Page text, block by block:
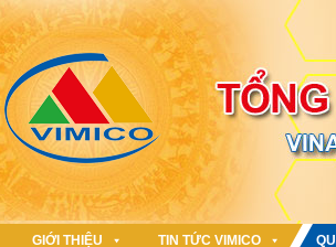
GIỚI THIỆU TIN TỨC VIMICO